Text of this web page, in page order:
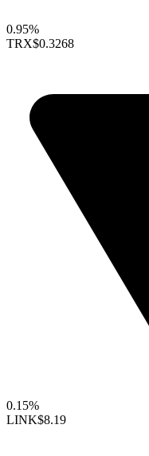
0.95%
TRX$0.3268
0.15%
LINK$8.19